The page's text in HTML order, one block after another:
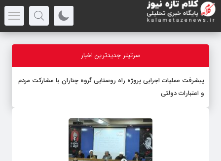
سرتیتر جدیدترین اخبار
پیشرفت عملیات اجرایی پروژه راه روستایی گروه چناران با مشارکت مردم
و اعتبارات دولتی